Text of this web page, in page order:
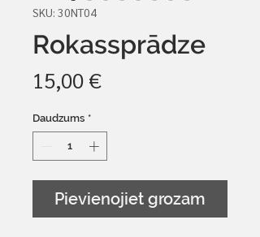
SKU: 30NT04
Rokassprādze
15,00 €Cena
Daudzums *
Pievienojiet grozam